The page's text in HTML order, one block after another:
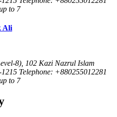
to 7
Ali
8), 102 Kazi Nazrul Islam
Telephone: +880255012281
to 7